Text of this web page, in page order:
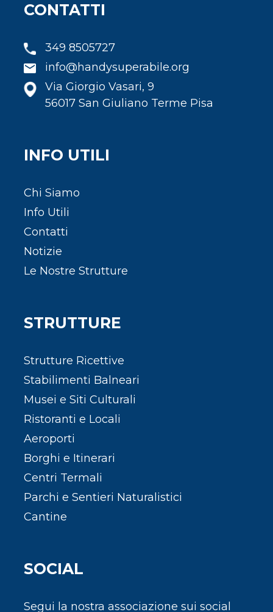
CONTATTI
349 8505727
info@handysuperabile.org
Via Giorgio Vasari, 9
56017 San Giuliano Terme Pisa
INFO UTILI
Chi Siamo
Info Utili
Contatti
Notizie
Le Nostre Strutture
STRUTTURE
Strutture Ricettive
Stabilimenti Balneari
Musei e Siti Culturali
Ristoranti e Locali
Aeroporti
Borghi e Itinerari
Centri Termali
Parchi e Sentieri Naturalistici
Cantine
SOCIAL
Segui la nostra associazione sui social